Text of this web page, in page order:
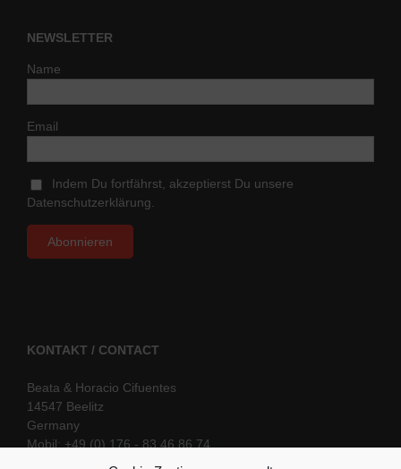
NEWSLETTER
Name
Email
Indem Du fortfährst, akzeptierst Du unsere
Datenschutzerklärung.
KONTAKT / CONTACT
Beata & Horacio Cifuentes
14547 Beelitz
Germany
Mobil: +49 (0) 176 - 83 46 86 74